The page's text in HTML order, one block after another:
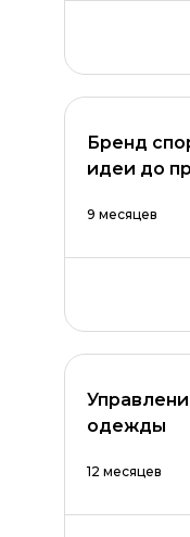
Бренд
идеи до
9 месяцев
одежды
12 месяцев